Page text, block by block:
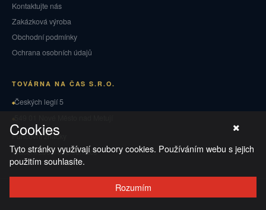
Kontaktujte nás
Zakázková výroba
Obchodní podmínky
Ochrana osobních údajů
TOVÁRNA NA ČAS S.R.O.
Českých legií 5
Puncovní značky
Vrácení zboží a reklamace
Ochrana osobních údajů
Cookies
Tyto stránky využívají soubory cookies. Používáním webu s jejich
použitím souhlasíte.
Rozumím